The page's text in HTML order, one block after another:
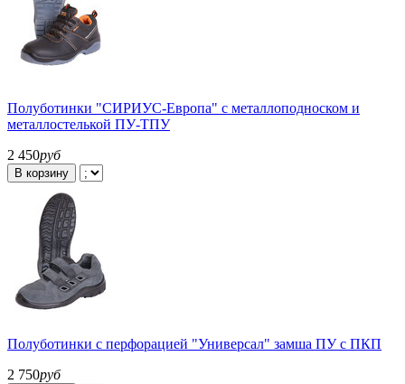
Полуботинки "СИРИУС-Европа" с металлоподноском и
металлостелькой ПУ-ТПУ
2 450руб
В корзину
Полуботинки с перфорацией "Универсал" замша ПУ с ПКП
2 750руб